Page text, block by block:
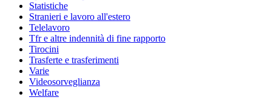
Statistiche
Stranieri e lavoro all'estero
Telelavoro
Tfr e altre indennità di fine rapporto
Tirocini
Trasferte e trasferimenti
Varie
Videosorveglianza
Welfare